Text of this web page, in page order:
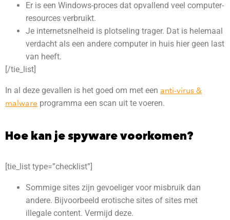
Er is een Windows-proces dat opvallend veel computer-
resources verbruikt.
Je internetsnelheid is plotseling trager. Dat is helemaal
verdacht als een andere computer in huis hier geen last
van heeft.
[/tie_list]
In al deze gevallen is het goed om met een anti-virus &
malware programma een scan uit te voeren.
Hoe kan je spyware voorkomen?
[tie_list type=”checklist”]
Sommige sites zijn gevoeliger voor misbruik dan
andere. Bijvoorbeeld erotische sites of sites met
illegale content. Vermijd deze.